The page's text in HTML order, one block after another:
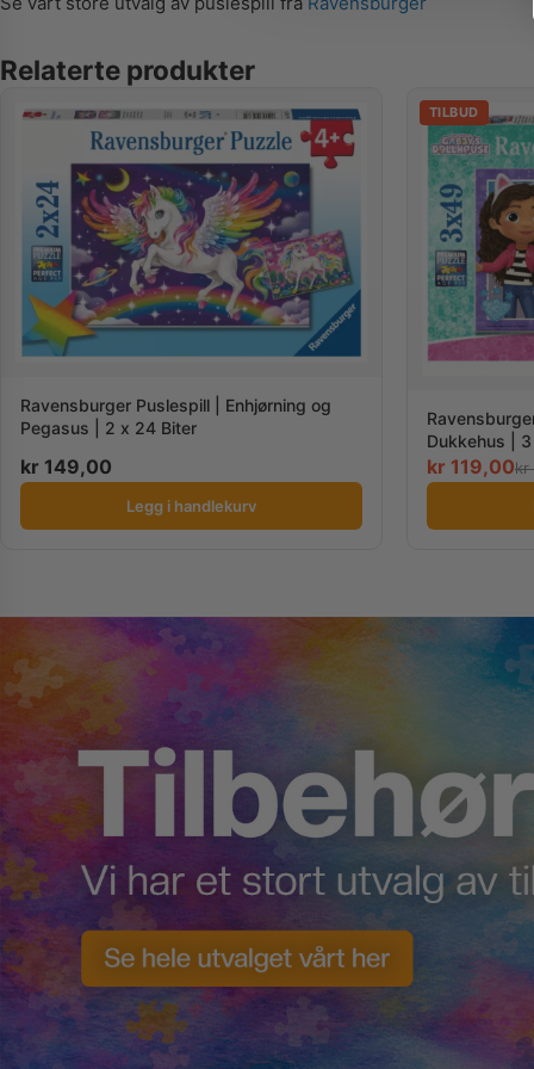
Relaterte produkter
Ravensburger Puslespill | Enhjørning og
Pegasus | 2 x 24 Biter
kr 149,00
Legg i handlekurv
TILBUD
Dukkehus |
kr 119,00kr